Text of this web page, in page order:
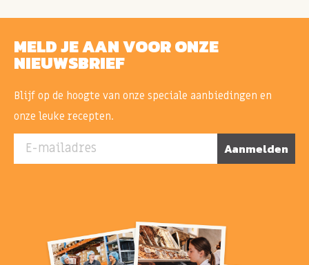
MELD JE AAN VOOR ONZE
NIEUWSBRIEF
Blijf op de hoogte van onze speciale aanbiedingen en
onze leuke recepten.
E-mailadres Aanmelden